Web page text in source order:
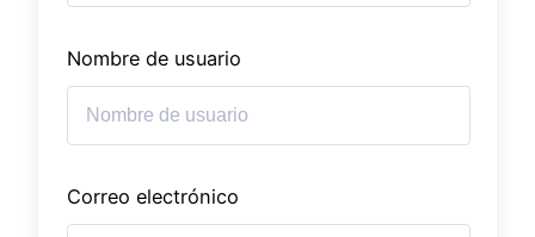
Nombre de usuario
Correo electrónico